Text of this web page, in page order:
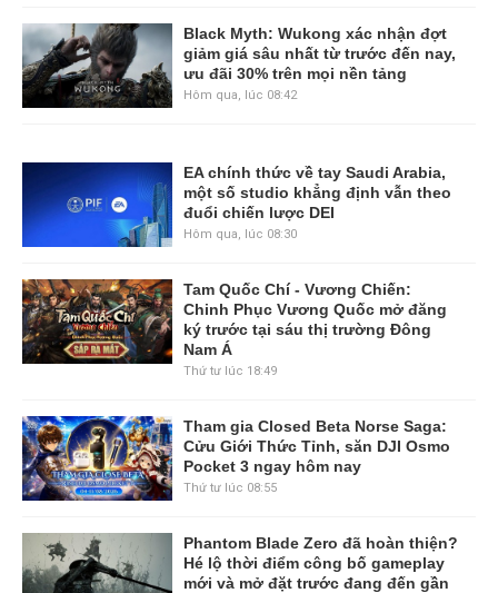
Black Myth: Wukong xác nhận đợt
giảm giá sâu nhất từ trước đến nay,
ưu đãi 30% trên mọi nền tảng
Hôm qua, lúc 08:42
EA chính thức về tay Saudi Arabia,
một số studio khẳng định vẫn theo
đuổi chiến lược DEI
Hôm qua, lúc 08:30
Tam Quốc Chí - Vương Chiến:
Chinh Phục Vương Quốc mở đăng
ký trước tại sáu thị trường Đông
Nam Á
Thứ tư lúc 18:49
Tham gia Closed Beta Norse Saga:
Cửu Giới Thức Tỉnh, săn DJI Osmo
Pocket 3 ngay hôm nay
Thứ tư lúc 08:55
Phantom Blade Zero đã hoàn thiện?
Hé lộ thời điểm công bố gameplay
mới và mở đặt trước đang đến gần